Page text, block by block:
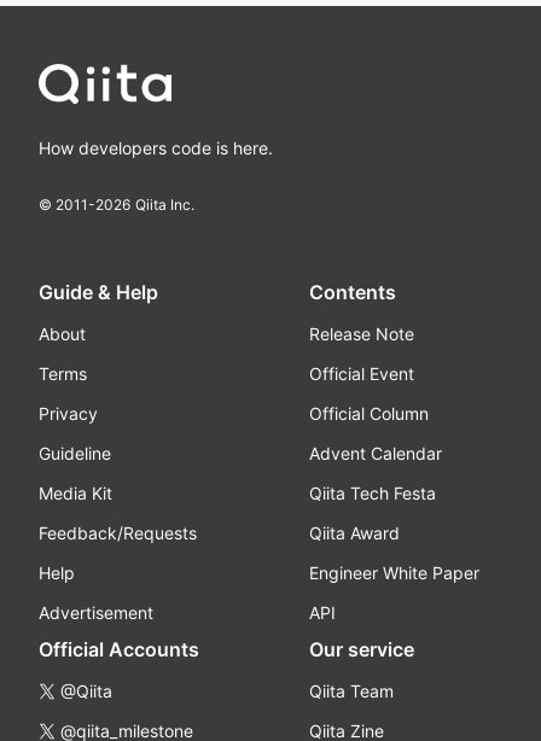
How developers code is here.
© 2011-2026 Qiita Inc.
Guide & Help
About
Terms
Privacy
Guideline
Media Kit
Feedback/Requests
Help
Advertisement
Contents
Release Note
Official Event
Official Column
Advent Calendar
Qiita Tech Festa
Qiita Award
Engineer White Paper
API
Official Accounts
@Qiita
@qiita_milestone
Our service
Qiita Team
Qiita Zine